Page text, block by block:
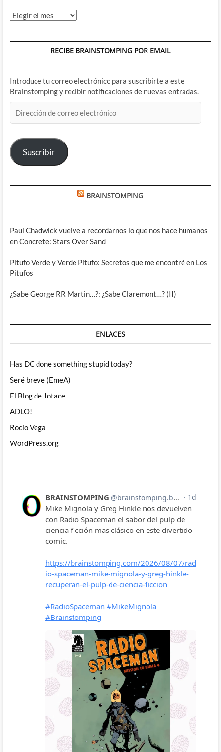
Archivos
RECIBE BRAINSTOMPING POR EMAIL
Introduce tu correo electrónico para suscribirte a este
Brainstomping y recibir notificaciones de nuevas entradas.
de
electrónico
Suscribir
BRAINSTOMPING
Paul Chadwick vuelve a recordarnos lo que nos hace humanos
en Concrete: Stars Over Sand
Pitufo Verde y Verde Pitufo: Secretos que me encontré en Los
Pitufos
¿Sabe George RR Martin…?: ¿Sabe Claremont…? (II)
ENLACES
Has DC done something stupid today?
Seré breve (EmeA)
El Blog de Jotace
ADLO!
Rocío Vega
WordPress.org